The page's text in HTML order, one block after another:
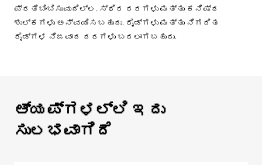
ಪ್ರತಿಬಿಂಬಿಸುವುದಿಲ್ಲ. ಸ್ಥಿರ ದರಗಳು ಮತ್ತು ಕನಿಷ್ಠ
ಶುಲ್ಕಗಳು ಅನ್ವಯಿಸಬಹುದು. ರೈಡ್‌ಗಳು ಮತ್ತು ನಿಗದಿತ
ರೈಡ್‌ಗಳ ನಿಜವಾದ ದರಗಳು ಬದಲಾಗಬಹುದು.
ಆ್ಯಪ್‌‌ಗಳಲ್ಲಿ ಇದು
ಸುಲಭವಾಗಿದೆ